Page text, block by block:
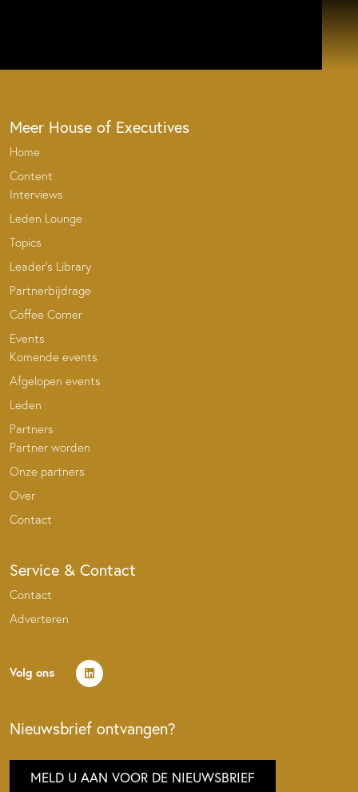
Meer House of Executives
Home
Content
Interviews
Leden Lounge
Topics
Leader’s Library
Partnerbijdrage
Coffee Corner
Events
Komende events
Afgelopen events
Leden
Partners
Partner worden
Onze partners
Over
Contact
Service & Contact
Contact
Adverteren
Volg ons
Nieuwsbrief ontvangen?
MELD U AAN VOOR DE NIEUWSBRIEF